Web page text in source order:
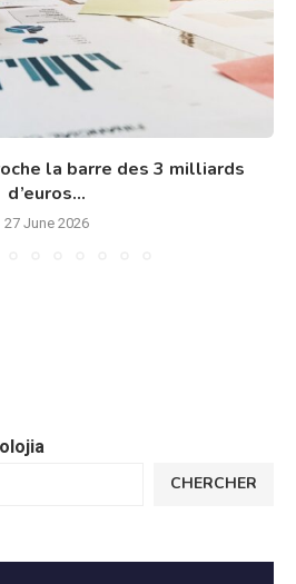
la barre des 3 milliards
d’euros...
27 June 2026
CHERCHER